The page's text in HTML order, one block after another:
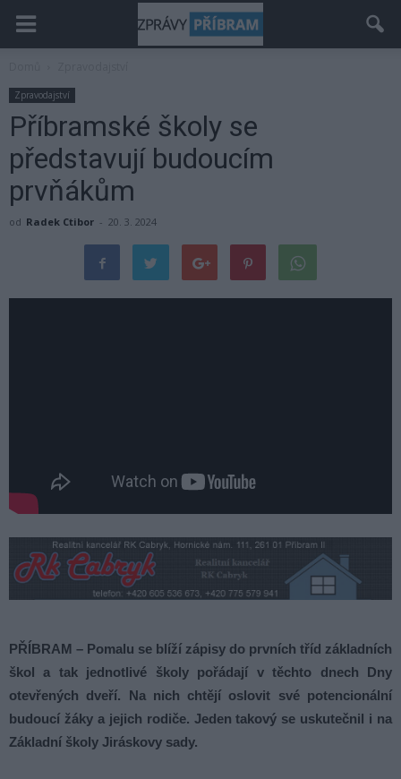
Zpravodajství
Příbramské školy se
představují budoucím
prvňákům
od Radek Ctibor - 20. 3. 2024
PŘÍBRAM – Pomalu se blíží zápisy do prvních tříd základních
škol a tak jednotlivé školy pořádají v těchto dnech Dny
otevřených dveří. Na nich chtějí oslovit své potencionální
budoucí žáky a jejich rodiče. Jeden takový se uskutečnil i na
Základní školy Jiráskovy sady.